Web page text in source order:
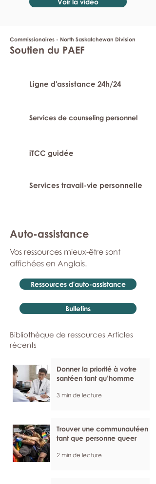
Voir la vidéo
Commissionaires - North Saskatchewan Division
Soutien du PAEF
Ligne d'assistance 24h/24
Services de counseling personnel
iTCC guidée
Services travail-vie personnelle
Auto-assistance
Vos ressources mieux-être sont
affichées en Anglais.
Ressources d'auto-assistance
Bulletins
Bibliothèque de ressources Articles
récents
Donner la priorité à votre
santéen tant qu’homme
3 min de lecture
Trouver une communautéen
tant que personne queer
2 min de lecture